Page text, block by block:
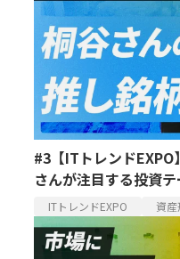
#3【ITトレンド
さんが注目する投資
ITトレンドEXPO 資産